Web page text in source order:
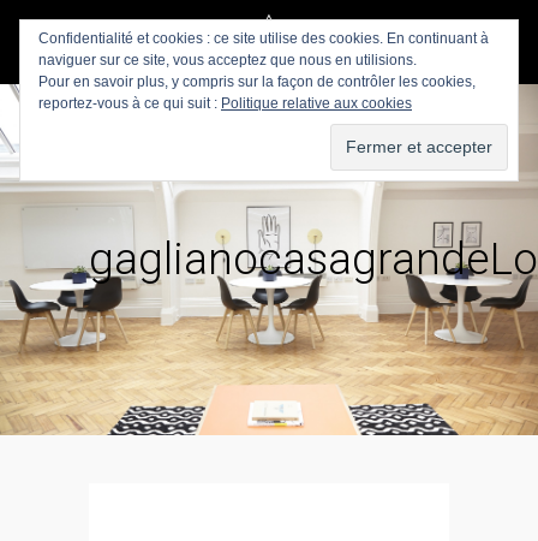
Confidentialité et cookies : ce site utilise des cookies. En continuant à
naviguer sur ce site, vous acceptez que nous en utilisions.
Pour en savoir plus, y compris sur la façon de contrôler les cookies,
reportez-vous à ce qui suit : Politique relative aux cookies